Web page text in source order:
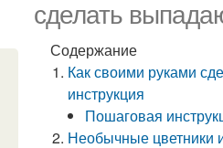
сделать
Содержание
Как своими руками
инструкция
Пошаговая
Необычные цветники